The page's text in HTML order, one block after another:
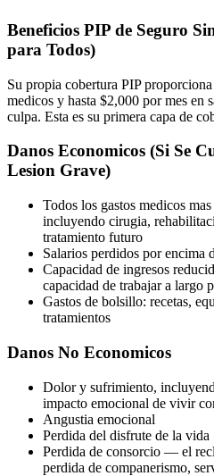
Beneficios PIP de Seguro
para Todos)
Su propia cobertura PIP
medicos y hasta $2,000 por mes en
culpa. Esta es su primera capa de
Danos Economicos (Si Se
Lesion Grave)
Todos los gastos medicos
incluyendo cirugia,
tratamiento futuro
Salarios perdidos por encima
Capacidad de ingresos
capacidad de trabajar a largo
Gastos de bolsillo: recetas,
tratamientos
Danos No Economicos
Dolor y sufrimiento,
impacto emocional de vivir
Angustia emocional
Perdida del disfrute de la vida
Perdida de consorcio — el
perdida de companerismo,